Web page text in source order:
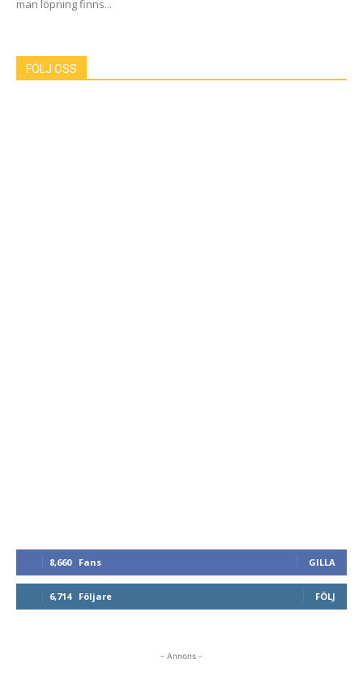
man löpning finns...
FÖLJ OSS
8,660 Fans GILLA
6,714 Följare FÖLJ
- Annons -